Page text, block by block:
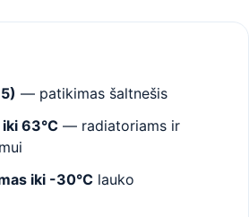
— patikimas šaltnešis
63°C — radiatoriams ir
iki -30°C lauko